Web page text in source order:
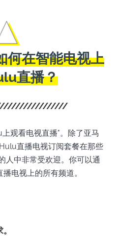
何在智能电视上
直播？
观看电视直播"。除了亚马
直播电视订阅套餐在那些
人中非常受欢迎。你可以通
电视上的所有频道。